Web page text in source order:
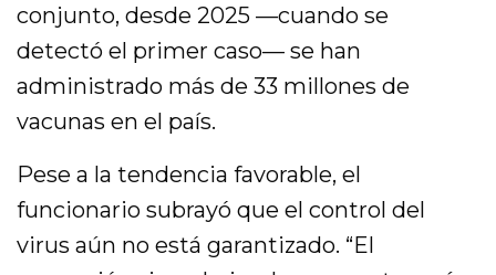
conjunto, desde 2025 —cuando se
detectó el primer caso— se han
administrado más de 33 millones de
vacunas en el país.
Pese a la tendencia favorable, el
funcionario subrayó que el control del
virus aún no está garantizado. “El